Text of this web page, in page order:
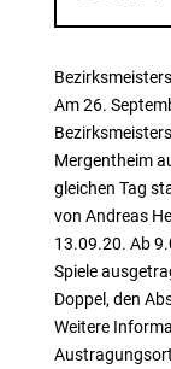
Am 26.
Mergentheim
gleichen Tag
von Andreas
13.09.20. Ab
Spiele
Doppel, den
Weitere